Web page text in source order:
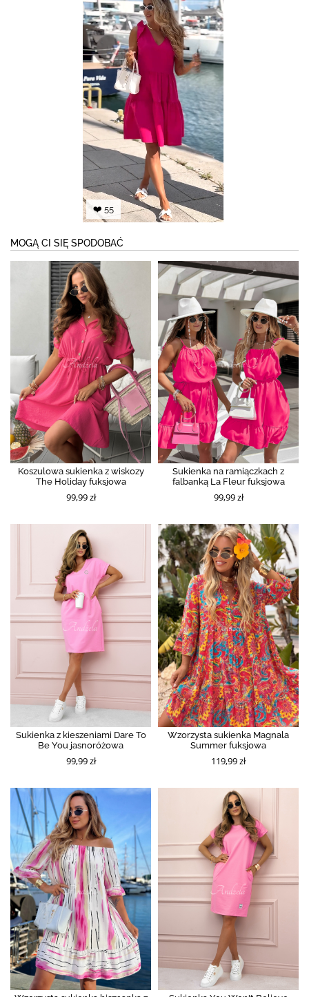
❤️ 55
MOGĄ CI SIĘ SPODOBAĆ
Koszulowa sukienka z wiskozy
The Holiday fuksjowa
99,99 zł
Sukienka na ramiączkach z
falbanką La Fleur fuksjowa
99,99 zł
Sukienka z kieszeniami Dare To
Be You jasnoróżowa
99,99 zł
Wzorzysta sukienka Magnala
Summer fuksjowa
119,99 zł